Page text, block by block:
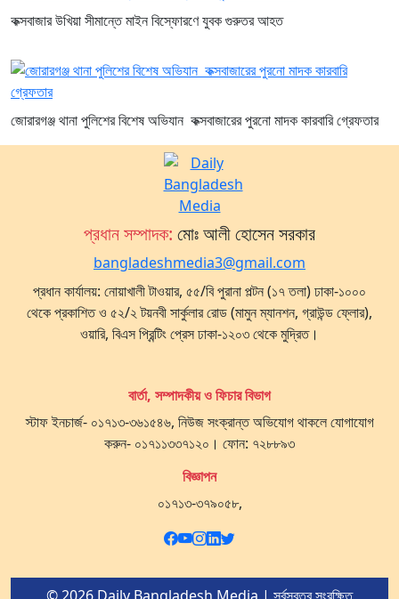
কক্সবাজার উখিয়া সীমান্তে মাইন বিস্ফোরণে যুবক গুরুতর আহত
জোরারগঞ্জ থানা পুলিশের বিশেষ অভিযান কক্সবাজারের পুরনো মাদক কারবারি গ্রেফতার
প্রধান সম্পাদক: মোঃ আলী হোসেন সরকার
bangladeshmedia3@gmail.com
প্রধান কার্যালয়: নোয়াখালী টাওয়ার, ৫৫/বি পুরানা পল্টন (১৭ তলা) ঢাকা-১০০০
থেকে প্রকাশিত ও ৫২/২ টয়নবী সার্কুলার রোড (মামুন ম্যানশন, গ্রাউন্ড ফ্লোর),
ওয়ারি, বিএস প্রিন্টিং প্রেস ঢাকা-১২০৩ থেকে মুদ্রিত।
বার্তা, সম্পাদকীয় ও ফিচার বিভাগ
স্টাফ ইনচার্জ- ০১৭১৩-৩৬১৫৪৬, নিউজ সংক্রান্ত অভিযোগ থাকলে যোগাযোগ
করুন- ০১৭১১৩৩৭১২০। ফোন: ৭২৮৮৯৩
বিজ্ঞাপন
০১৭১৩-৩৭৯০৫৮,